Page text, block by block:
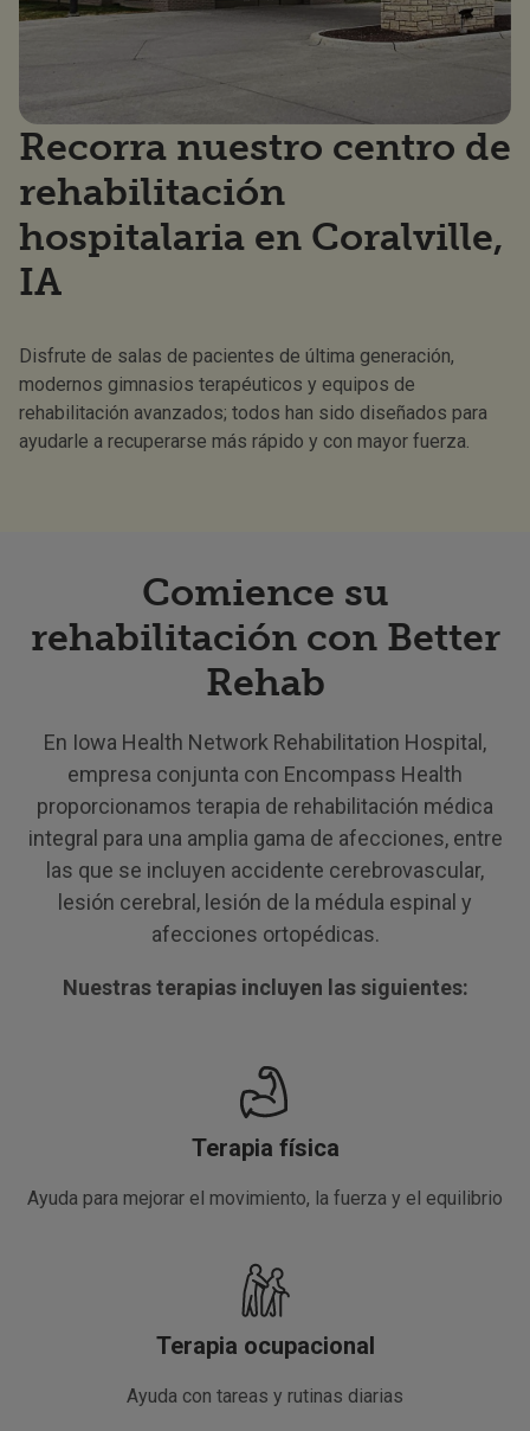
Recorra nuestro centro de
rehabilitación
hospitalaria en Coralville,
IA
Disfrute de salas de pacientes de última generación,
modernos gimnasios terapéuticos y equipos de
rehabilitación avanzados; todos han sido diseñados para
ayudarle a recuperarse más rápido y con mayor fuerza.
Comience su
rehabilitación con Better
Rehab
En Iowa Health Network Rehabilitation Hospital,
empresa conjunta con Encompass Health
proporcionamos terapia de rehabilitación médica
integral para una amplia gama de afecciones, entre
las que se incluyen accidente cerebrovascular,
lesión cerebral, lesión de la médula espinal y
afecciones ortopédicas.
Nuestras terapias incluyen las siguientes:
Terapia física
Ayuda para mejorar el movimiento, la fuerza y el equilibrio
Terapia ocupacional
Ayuda con tareas y rutinas diarias